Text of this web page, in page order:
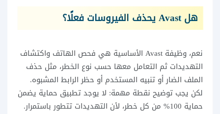
هل Avast يحذف الفيروسات فعلًا؟
نعم، وظيفة Avast الأساسية هي فحص الهاتف واكتشاف
التهديدات ثم التعامل معها حسب نوع الخطر، مثل حذف
الملف الضار أو تنبيه المستخدم أو حظر الرابط المشبوه.
لكن يجب توضيح نقطة مهمة: لا يوجد تطبيق حماية يضمن
حماية 100% من كل خطر، لأن التهديدات تتطور باستمرار.